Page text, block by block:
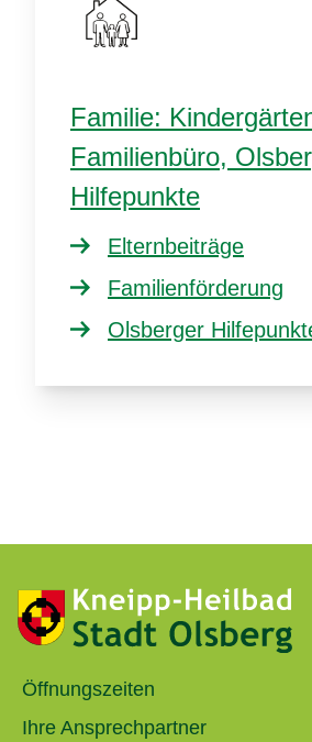
Familie:
Familienbüro,
Hilfepunkte
Elternbeiträge
Familienförderung
Olsberger
Öffnungszeiten
Ihre Ansprechpartner